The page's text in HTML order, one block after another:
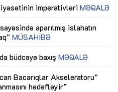
imperativləri MƏQALƏ
aparılmış islahatın
MÜSAHİBƏ
büdcəyə baxış MƏQALƏ
Bacarıqlar Akseleratoru”
hədəfləyir”